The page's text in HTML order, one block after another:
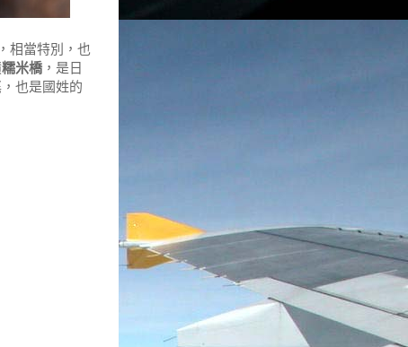
相當特別，也
糯米橋 ，是日
也是國姓的